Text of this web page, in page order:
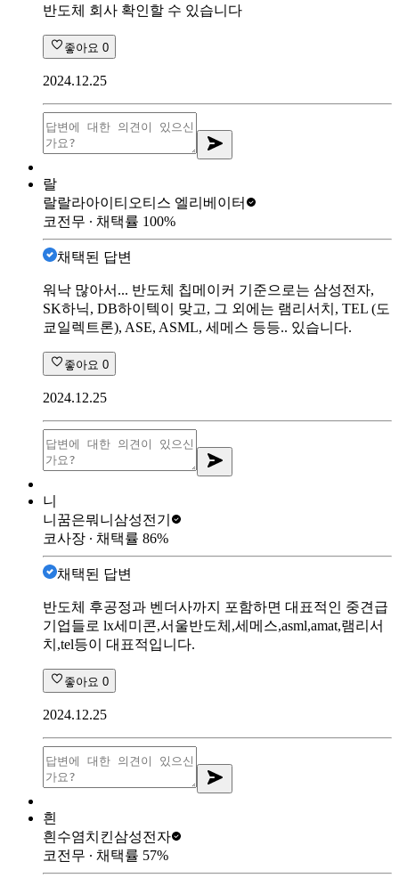
반도체 회사 확인할 수 있습니다
좋아요 0
2024.12.25
랄
랄랄라아이티 오티스 엘리베이터
코전무 ∙ 채택률 100%
채택된 답변
워낙 많아서... 반도체 칩메이커 기준으로는 삼성전자,
SK하닉, DB하이텍이 맞고, 그 외에는 램리서치, TEL (도
쿄일렉트론), ASE, ASML, 세메스 등등.. 있습니다.
좋아요 0
2024.12.25
니
니꿈은뭐니 삼성전기
코사장 ∙ 채택률 86%
채택된 답변
반도체 후공정과 벤더사까지 포함하면 대표적인 중견급
기업들로 lx세미콘,서울반도체,세메스,asml,amat,램리서
치,tel등이 대표적입니다.
좋아요 0
2024.12.25
흰
흰수염치킨삼성전자
코전무 ∙ 채택률 57%